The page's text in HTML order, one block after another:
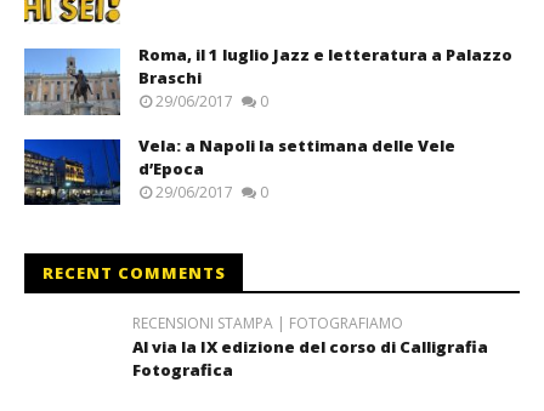
Roma, il 1 luglio Jazz e letteratura a Palazzo
Braschi
29/06/2017 0
Vela: a Napoli la settimana delle Vele
d’Epoca
29/06/2017 0
RECENT COMMENTS
RECENSIONI STAMPA | FOTOGRAFIAMO
Al via la IX edizione del corso di Calligrafia
Fotografica